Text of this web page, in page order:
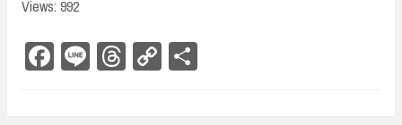
Views: 992
Fa
ce
Li
ne
Th
re
Co
py ar